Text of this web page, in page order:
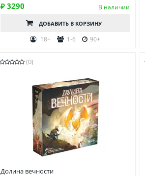
₽ 3290 В наличии
ДОБАВИТЬ В КОРЗИНУ
18+ 1-6 90+
(0)
Долина вечности